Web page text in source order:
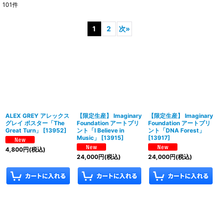
101件
1 2 次»
ALEX GREY アレックス
グレイ ポスター「The
Great Turn」
[13952]
4,800円(税込)
【限定生産】 Imaginary
Foundation アートプリ
ント「I Believe in
Music」
[13915]
24,000円(税込)
【限定生産】 Imaginary
Foundation アートプリ
ント「DNA Forest」
[13917]
24,000円(税込)